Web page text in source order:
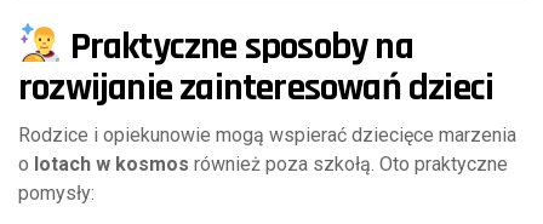
Praktyczne sposoby na
rozwijanie zainteresowań dzieci
Rodzice i opiekunowie mogą wspierać dziecięce marzenia
o lotach w kosmos również poza szkołą. Oto praktyczne
pomysły: